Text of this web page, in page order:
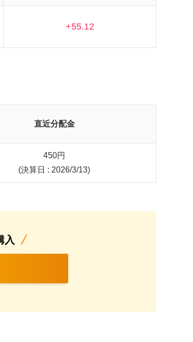
+55.12
直近分配金
450円
(決算日 : 2026/3/13)
入